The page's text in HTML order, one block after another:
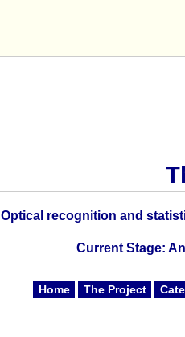
Optical recognition and
Current Stage:
Home The Project